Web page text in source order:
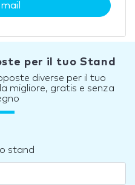
per il tuo Stand
diverse per il tuo
migliore, gratis e senza
stand